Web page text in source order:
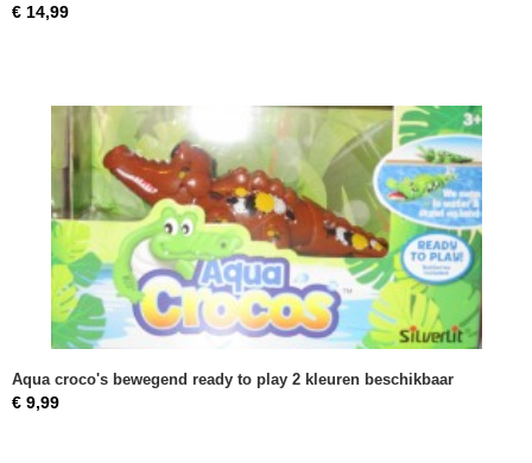
€ 14,99
Aqua croco's bewegend ready to play 2 kleuren beschikbaar
€ 9,99